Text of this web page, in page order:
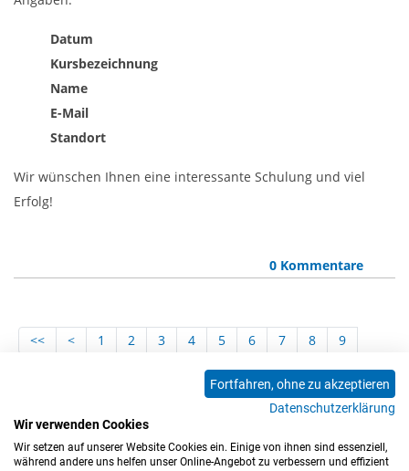
Datum
Kursbezeichnung
Name
E-Mail
Standort
Wir wünschen Ihnen eine interessante Schulung und viel
Erfolg!
0 Kommentare
<< < 1 2 3 4 5 6 7 8
9
15 16 17
18
24 25 26
27
28
29 30 31
37
> >>
Fortfahren, ohne zu akzeptieren
Datenschutzerklärung
Wir verwenden Cookies
Wir setzen auf unserer Website Cookies ein. Einige von ihnen sind essenziell,
während andere uns helfen unser Online-Angebot zu verbessern und effizient